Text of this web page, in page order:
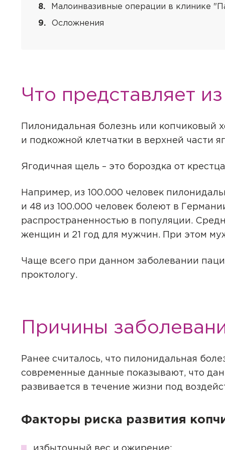
Малоинвазивные операции в клинике
Осложнения
Что представляет
Пилонидальная болезнь или копчиковый
и подкожной клетчатки в верхней части
Ягодичная щель – это бороздка от
Например, из 100.000 человек
и 48 из 100.000 человек болеют в
распространенностью в популяции.
женщин и 21 год для мужчин. При этом
Чаще всего при данном заболевании
проктологу.
Причины
Ранее считалось, что пилонидальная
современные данные показывают, что
развивается в течение жизни под
Факторы риска развития
ВНИМАНИЕ!
К данному приёму
В корзине уже
покупки корзина
Сбросить чекап и
Пациенту с данным
переоформить
Хорошо
Покупка
ВНИМАНИЕ!
Документы
другую дату. Наш
всех деталей.
номер
Чтобы оплатить онлайн,
Обратите внимание!
Запомнить меня на
личном присутствии
Запомнить меня на
необходимые услуги с
Выезд осуществляется
выезда количество
Отправить
Заказ
Укажите,
центра свяжется с
Чтобы оплатить онлайн,
Вы
В зависимости от вашего
Чтобы оплатить онлайн,